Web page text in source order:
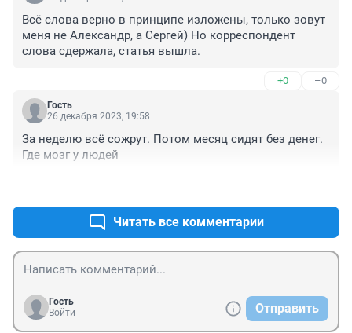
Всё слова верно в принципе изложены, только зовут
меня не Александр, а Сергей) Но корреспондент
слова сдержала, статья вышла.
+0 –0
Гость
26 декабря 2023, 19:58
За неделю всё сожрут. Потом месяц сидят без денег.
Где мозг у людей
Читать все комментарии
Гость
Войти
Отправить